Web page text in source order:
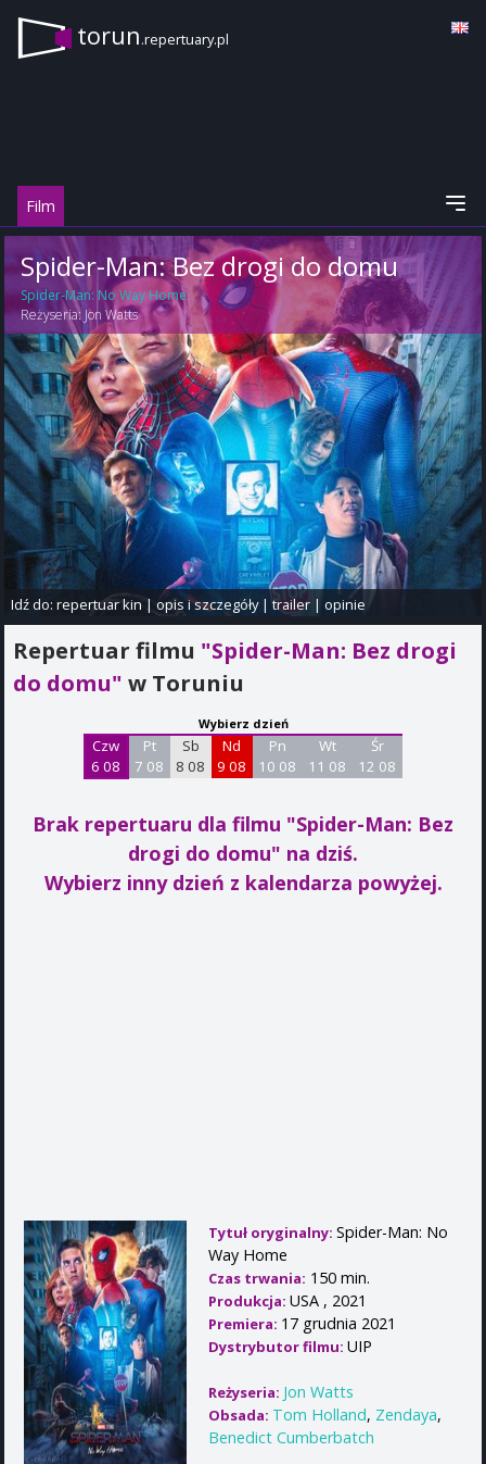
torun.repertuary.pl
Film
Spider-Man: Bez drogi do domu
Spider-Man: No Way Home
Reżyseria: Jon Watts
Idź do:repertuar kin |opis i szczegóły|trailer |opinie
Repertuar filmu "Spider-Man: Bez drogi
do domu" w Toruniu
Wybierz dzień
Czw
6 08
Pt
7 08
Sb
8 08
Nd
9 08
Pn
10 08
Wt
11 08
Śr
12 08
Brak repertuaru dla filmu "Spider-Man: Bez
drogi do domu" na dziś.
Wybierz inny dzień z kalendarza powyżej.
Tytuł oryginalny: Spider-Man: No
Way Home
Czas trwania: 150 min.
Produkcja: USA , 2021
Premiera: 17 grudnia 2021
Dystrybutor filmu: UIP
Reżyseria: Jon Watts
Obsada: Tom Holland, Zendaya,
Benedict Cumberbatch